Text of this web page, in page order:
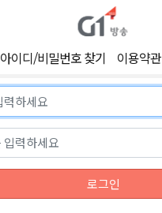
아이디/비밀번호 찾기 이용약관
로그인